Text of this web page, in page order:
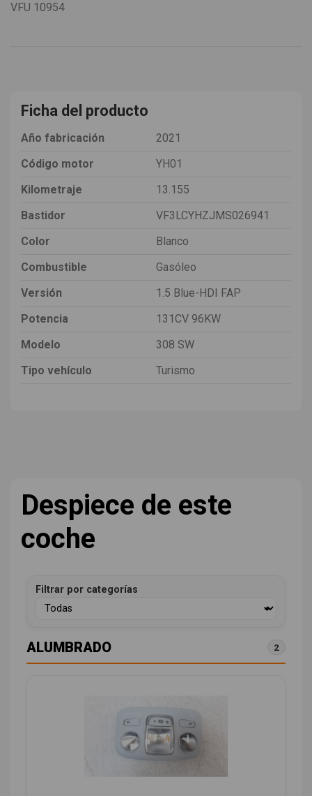
VFU 10954
Ficha del producto
Año fabricación
2021
Código motor
YH01
Kilometraje
13.155
Bastidor
VF3LCYHZJMS026941
Color
Blanco
Combustible
Gasóleo
Versión
1.5 Blue-HDI FAP
Potencia
131CV 96KW
Modelo
308 SW
Tipo vehículo
Turismo
Despiece de este
coche
Filtrar por categorías
ALUMBRADO 2